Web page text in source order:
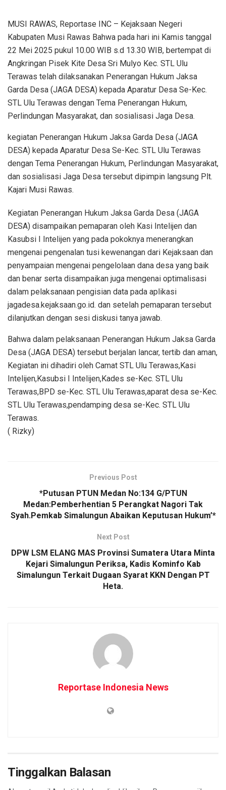
MUSI RAWAS, Reportase INC – Kejaksaan Negeri
Kabupaten Musi Rawas Bahwa pada hari ini Kamis tanggal
22 Mei 2025 pukul 10.00 WIB s.d 13.30 WIB, bertempat di
Angkringan Pisek Kite Desa Sri Mulyo Kec. STL Ulu
Terawas telah dilaksanakan Penerangan Hukum Jaksa
Garda Desa (JAGA DESA) kepada Aparatur Desa Se-Kec.
STL Ulu Terawas dengan Tema Penerangan Hukum,
Perlindungan Masyarakat, dan sosialisasi Jaga Desa.
kegiatan Penerangan Hukum Jaksa Garda Desa (JAGA
DESA) kepada Aparatur Desa Se-Kec. STL Ulu Terawas
dengan Tema Penerangan Hukum, Perlindungan Masyarakat,
dan sosialisasi Jaga Desa tersebut dipimpin langsung Plt.
Kajari Musi Rawas.
Kegiatan Penerangan Hukum Jaksa Garda Desa (JAGA
DESA) disampaikan pemaparan oleh Kasi Intelijen dan
Kasubsi I Intelijen yang pada pokoknya menerangkan
mengenai pengenalan tusi kewenangan dari Kejaksaan dan
penyampaian mengenai pengelolaan dana desa yang baik
dan benar serta disampaikan juga mengenai optimalisasi
dalam pelaksanaan pengisian data pada aplikasi
jagadesa.kejaksaan.go.id. dan setelah pemaparan tersebut
dilanjutkan dengan sesi diskusi tanya jawab.
Bahwa dalam pelaksanaan Penerangan Hukum Jaksa Garda
Desa (JAGA DESA) tersebut berjalan lancar, tertib dan aman,
Kegiatan ini dihadiri oleh Camat STL Ulu Terawas,Kasi
Intelijen,Kasubsi I Intelijen,Kades se-Kec. STL Ulu
Terawas,BPD se-Kec. STL Ulu Terawas,aparat desa se-Kec.
STL Ulu Terawas,pendamping desa se-Kec. STL Ulu
Terawas.
( Rizky)
Previous Post
*Putusan PTUN Medan No:134 G/PTUN
Medan:Pemberhentian 5 Perangkat Nagori Tak
Syah.Pemkab Simalungun Abaikan Keputusan Hukum’*
Next Post
DPW LSM ELANG MAS Provinsi Sumatera Utara Minta
Kejari Simalungun Periksa, Kadis Kominfo Kab
Simalungun Terkait Dugaan Syarat KKN Dengan PT
Heta.
Reportase Indonesia News
Tinggalkan Balasan